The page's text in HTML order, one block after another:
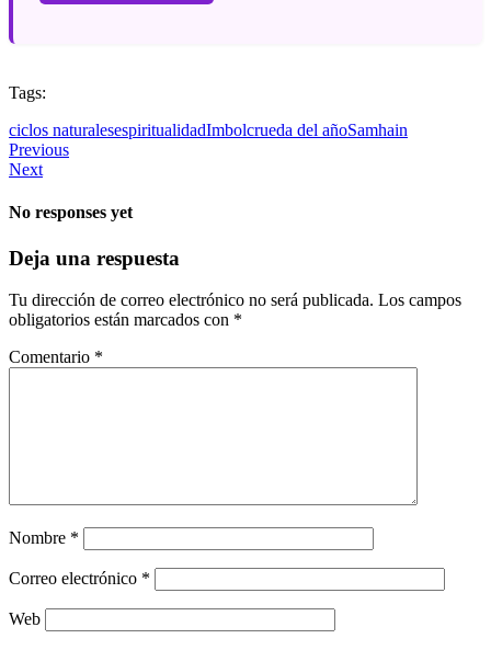
Tags:
ciclos naturalesespiritualidadImbolcrueda del añoSamhain
Previous
Next
No responses yet
Deja una respuesta
Tu dirección de correo electrónico no será publicada. Los campos
obligatorios están marcados con *
Comentario *
Nombre *
Correo electrónico *
Web